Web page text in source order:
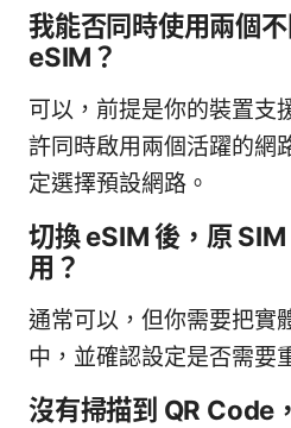
我能否同時使用兩個
eSIM？
可以，前提是你的裝置支
許同時啟用兩個活躍的網
定選擇預設網路。
切換 eSIM 後，原
用？
通常可以，但你需要把實
中，並確認設定是否需要
沒有掃描到 QR Code